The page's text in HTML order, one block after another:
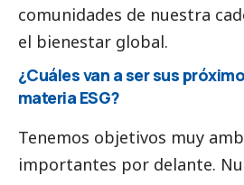
comunidades de nuestra
el bienestar global.
¿Cuáles van a ser sus
materia ESG?
Tenemos objetivos muy
importantes por delante.